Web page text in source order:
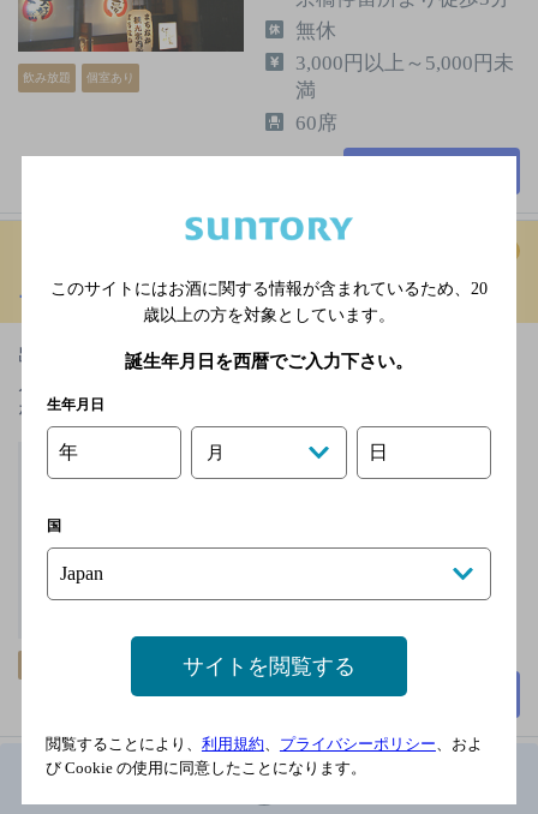
飲み放題 個室あり
無休
3,000円以上～5,000円未
満
60席
ニイハオ 黒田本店 [中華料理]
出来る限り和歌山の食材を用い、スパイスの効いた四
なのにあっさりして飽きが…
ＪＲ阪和線 和歌山駅
東口より徒歩7分
2,000円以上～3,000円未
詳細を見る
このサイトにはお酒に関する情報が含まれているため、 20
歳以上の方を対象としています。
誕生年月日を西暦でご入力下さい。
生年月日
年 月 日
国
サイトを閲覧する
閲覧することにより、 利用規約、 プライバシーポリシー、およ
び Cookie の使用に同意したことになります。